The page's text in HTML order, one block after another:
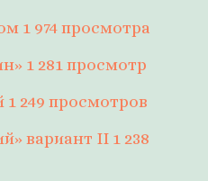
1 974 просмотра
1 281 просмотр
1 249 просмотров
вариант II 1 238